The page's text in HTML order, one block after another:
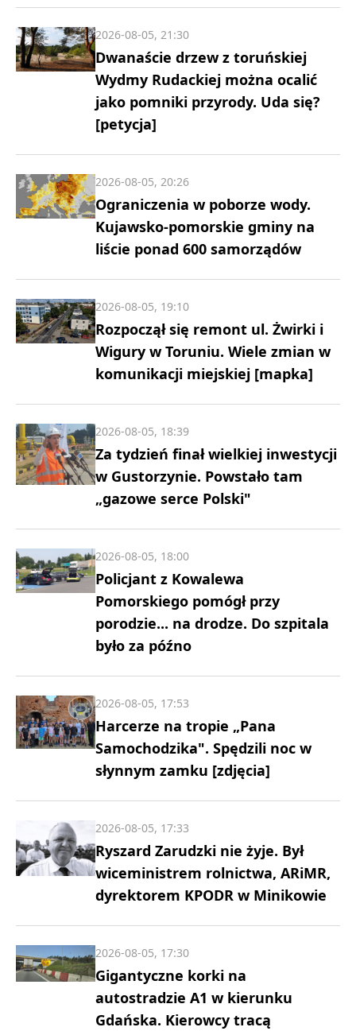
Dwanaście drzew z toruńskiej
Wydmy Rudackiej można ocalić
jako pomniki przyrody. Uda się?
[petycja]
2026-08-05, 21:30
Ograniczenia w poborze wody.
Kujawsko-pomorskie gminy na
liście ponad 600 samorządów
2026-08-05, 20:26
Rozpoczął się remont ul. Żwirki i
Wigury w Toruniu. Wiele zmian w
komunikacji miejskiej [mapka]
2026-08-05, 19:10
Za tydzień finał wielkiej inwestycji
w Gustorzynie. Powstało tam
„gazowe serce Polski"
2026-08-05, 18:39
Policjant z Kowalewa
Pomorskiego pomógł przy
porodzie... na drodze. Do szpitala
było za późno
2026-08-05, 18:00
Harcerze na tropie „Pana
Samochodzika". Spędzili noc w
słynnym zamku [zdjęcia]
2026-08-05, 17:53
Ryszard Zarudzki nie żyje. Był
wiceministrem rolnictwa, ARiMR,
dyrektorem KPODR w Minikowie
2026-08-05, 17:33
Gigantyczne korki na
autostradzie A1 w kierunku
Gdańska. Kierowcy tracą
2026-08-05, 17:30